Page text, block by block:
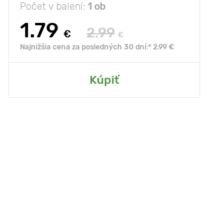
Počet v balení: 1 ob
1.79 € 2.99 €
Najnižšia cena za posledných 30 dní:* 2.99 €
Kúpiť